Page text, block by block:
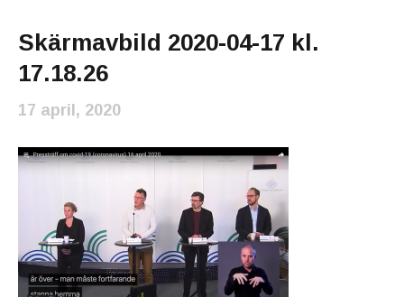
Skärmavbild 2020-04-17 kl.
17.18.26
17 april, 2020